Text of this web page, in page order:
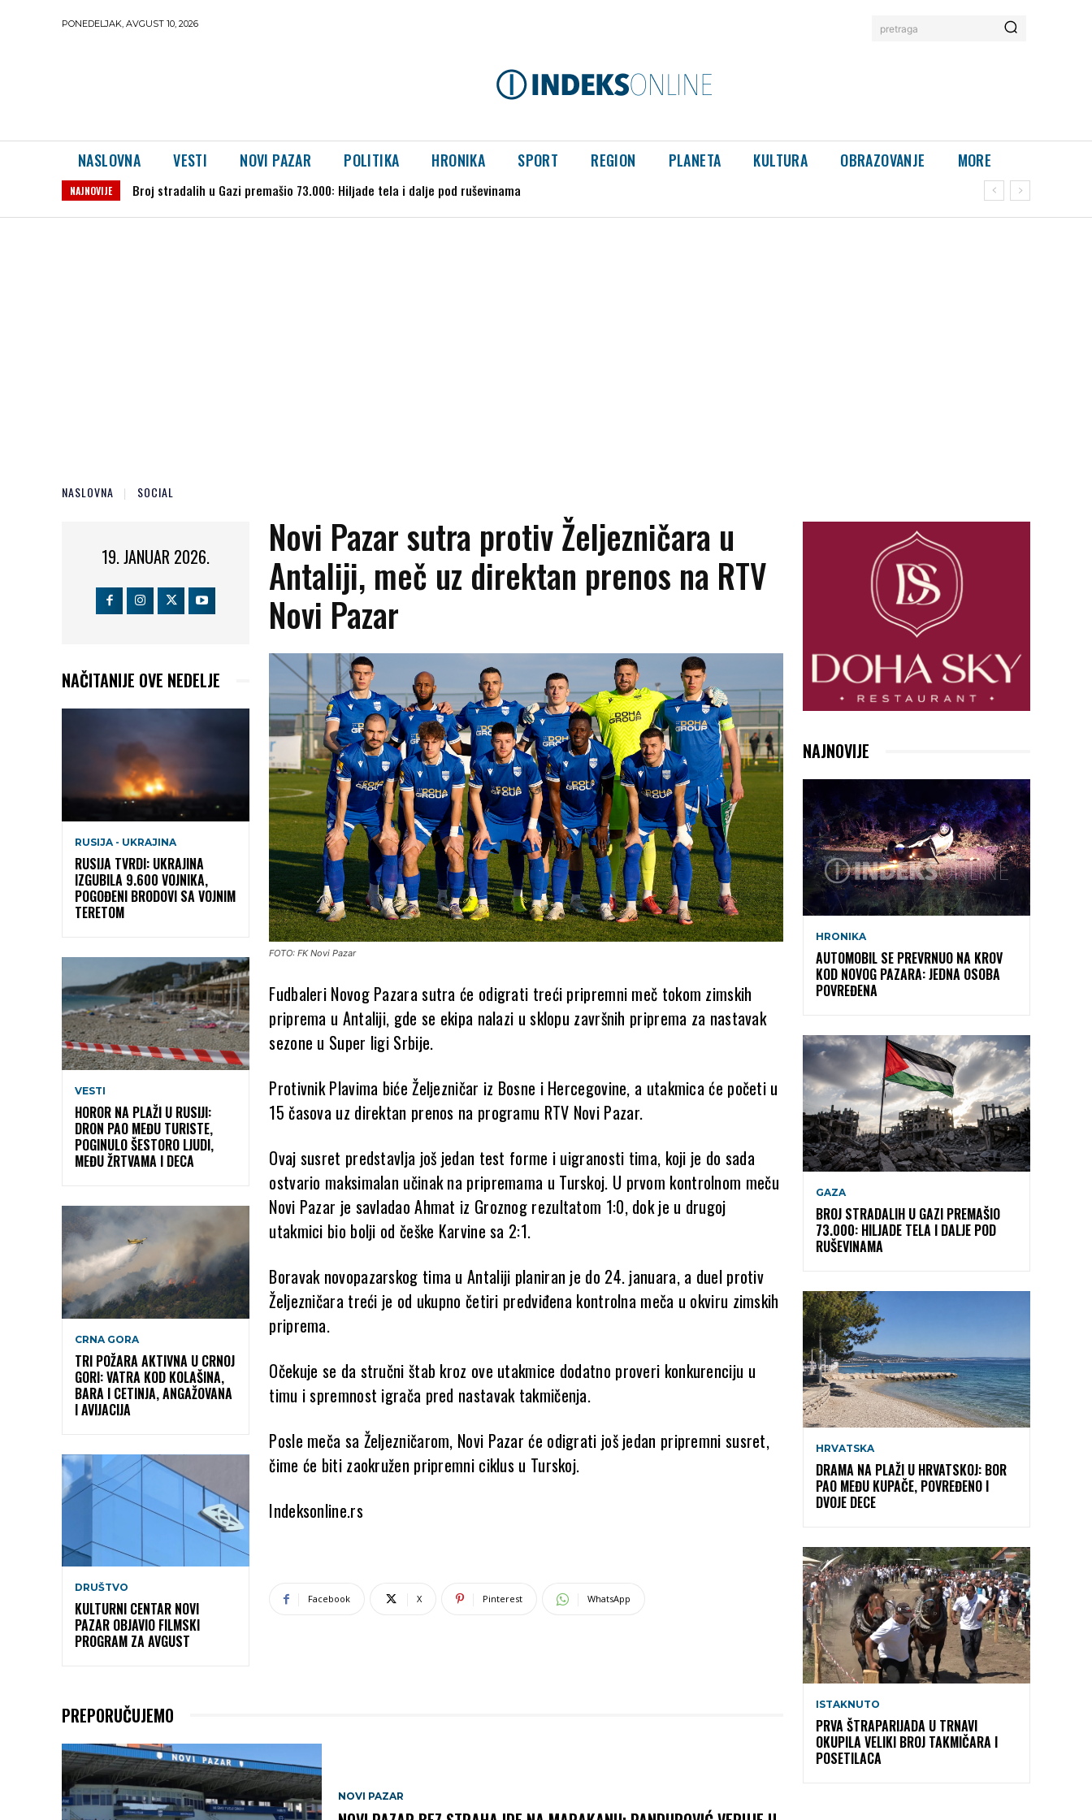
PONEDELJAK, AVGUST 10, 2026 pretraga
NASLOVNA VESTI NOVI PAZAR POLITIKA HRONIKA SPORT REGION PLANETA KULTURA OBRAZOVANJE MORE
NAJNOVIJE DRAMA NA PLAŽI U HRVATSKOJ: Bor pao među kupače, povređeno i dvoje dece
NASLOVNA SOCIAL
19. JANUAR 2026.
NAČITANIJE OVE NEDELJE
RUSIJA - UKRAJINA
RUSIJA TVRDI: UKRAJINA
IZGUBILA 9.600 VOJNIKA,
POGOĐENI BRODOVI SA VOJNIM
TERETOM
VESTI
HOROR NA PLAŽI U RUSIJI:
DRON PAO MEĐU TURISTE,
POGINULO ŠESTORO LJUDI,
MEĐU ŽRTVAMA I DECA
CRNA GORA
TRI POŽARA AKTIVNA U CRNOJ
GORI: VATRA KOD KOLAŠINA,
BARA I CETINJA, ANGAŽOVANA
I AVIJACIJA
DRUŠTVO
KULTURNI CENTAR NOVI
PAZAR OBJAVIO FILMSKI
PROGRAM ZA AVGUST
Novi Pazar sutra protiv Željezničara u
Antaliji, meč uz direktan prenos na RTV
Novi Pazar
FOTO: FK Novi Pazar
Fudbaleri Novog Pazara sutra će odigrati treći pripremni meč tokom zimskih
priprema u Antaliji, gde se ekipa nalazi u sklopu završnih priprema za nastavak
sezone u Super ligi Srbije.
Protivnik Plavima biće Željezničar iz Bosne i Hercegovine, a utakmica će početi u
15 časova uz direktan prenos na programu RTV Novi Pazar.
Ovaj susret predstavlja još jedan test forme i uigranosti tima, koji je do sada
ostvario maksimalan učinak na pripremama u Turskoj. U prvom kontrolnom meču
Novi Pazar je savladao Ahmat iz Groznog rezultatom 1:0, dok je u drugoj
utakmici bio bolji od češke Karvine sa 2:1.
Boravak novopazarskog tima u Antaliji planiran je do 24. januara, a duel protiv
Željezničara treći je od ukupno četiri predviđena kontrolna meča u okviru zimskih
priprema.
Očekuje se da stručni štab kroz ove utakmice dodatno proveri konkurenciju u
timu i spremnost igrača pred nastavak takmičenja.
Posle meča sa Željezničarom, Novi Pazar će odigrati još jedan pripremni susret,
čime će biti zaokružen pripremni ciklus u Turskoj.
Indeksonline.rs
Facebook X Pinterest WhatsApp
PREPORUČUJEMO
NOVI PAZAR
NAJNOVIJE
HRONIKA
AUTOMOBIL SE PREVRNUO NA KROV
KOD NOVOG PAZARA: JEDNA OSOBA
POVREĐENA
GAZA
BROJ STRADALIH U GAZI PREMAŠIO
73.000: HILJADE TELA I DALJE POD
RUŠEVINAMA
HRVATSKA
DRAMA NA PLAŽI U HRVATSKOJ: BOR
PAO MEĐU KUPAČE, POVREĐENO I
DVOJE DECE
ISTAKNUTO
PRVA ŠTRAPARIJADA U TRNAVI
OKUPILA VELIKI BROJ TAKMIČARA I
POSETILACA